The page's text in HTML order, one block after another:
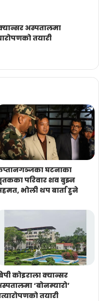
अस्पतालमा
तयारी
घटनाका
परिवार शव बुझ्न
भोली थप बार्ता हुने
कोइराला क्यान्सर
‘बोनम्यारो’
तयारी